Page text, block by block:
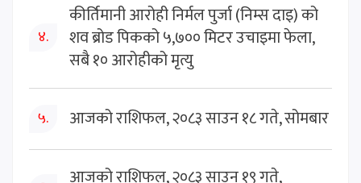
४.
कीर्तिमानी आरोही निर्मल पुर्जा (निम्स दाइ) को
शव ब्रोड पिकको ५,७०० मिटर उचाइमा फेला,
सबै १० आरोहीको मृत्यु
५. आजको राशिफल, २०८३ साउन १८ गते, सोमबार
आजको राशिफल, २०८३ साउन १९ गते,